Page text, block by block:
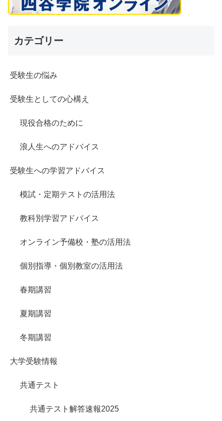
カテゴリー
受験生の悩み
受験生としての心構え
現役合格のために
浪人生へのアドバイス
受験生への学習アドバイス
模試・定期テストの活用法
教科別学習アドバイス
オンライン予備校・塾の活用法
個別指導・個別教室の活用法
春期講習
夏期講習
冬期講習
大学受験情報
共通テスト
共通テスト解答速報2025